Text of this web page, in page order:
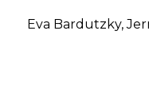
Eva Bardutzky,